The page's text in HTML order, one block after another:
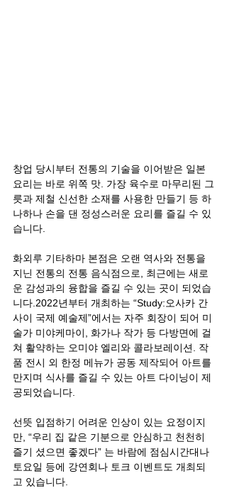
창업 당시부터 전통의 기술을 이어받은 일본
요리는 바로 위쪽 맛. 가장 육수로 마무리된 그
릇과 제철 신선한 소재를 사용한 만들기 등 하
나하나 손을 댄 정성스러운 요리를 즐길 수 있
습니다.
화외루 기타하마 본점은 오랜 역사와 전통을
지닌 전통의 전통 음식점으로, 최근에는 새로
운 감성과의 융합을 즐길 수 있는 곳이 되었습
니다.2022년부터 개최하는 “Study:오사카 간
사이 국제 예술제”에서는 자주 회장이 되어 미
술가 미야케마이, 화가나 작가 등 다방면에 걸
쳐 활약하는 오미야 엘리와 콜라보레이션. 작
품 전시 외 한정 메뉴가 공동 제작되어 아트를
만지며 식사를 즐길 수 있는 아트 다이닝이 제
공되었습니다.
선뜻 입점하기 어려운 인상이 있는 요정이지
만, “우리 집 같은 기분으로 안심하고 천천히
즐기 셨으면 좋겠다” 는 바람에 점심시간대나
토요일 등에 강연회나 토크 이벤트도 개최되
고 있습니다.